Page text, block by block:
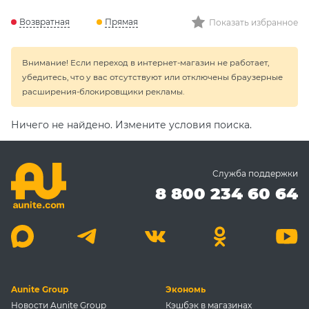
Возвратная Прямая Показать избранное
Внимание! Если переход в интернет-магазин не работает,
убедитесь, что у вас отсутствуют или отключены браузерные
расширения-блокировщики рекламы.
Ничего не найдено. Измените условия поиска.
Служба поддержки
8 800 234 60 64
Aunite Group
Новости Aunite Group
Экономь
Кэшбэк в магазинах